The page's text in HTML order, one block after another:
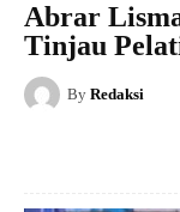
Abrar
Tinjau
By Redaksi